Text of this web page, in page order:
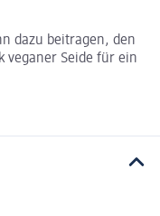
dazu beitragen, den
veganer Seide für ein